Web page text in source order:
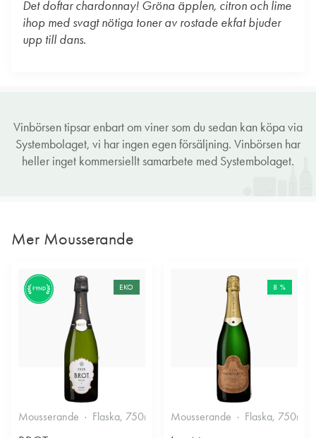
Det doftar chardonnay! Gröna äpplen, citron och lime
ihop med svagt nötiga toner av rostade ekfat bjuder
upp till dans.
Vinbörsen tipsar enbart om viner som du sedan kan köpa via
Systembolaget, vi har ingen egen försäljning. Vinbörsen har
heller inget kommersiellt samarbete med Systembolaget.
Mer Mousserande
FYND EKO
Mousserande Flaska, 750ml 11.5% Halvtorrt vitt
8 %
Mousserande Flaska, 750ml